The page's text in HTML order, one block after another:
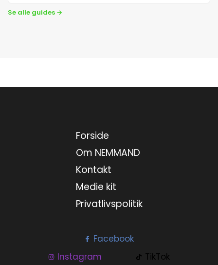
Se alle guides →
Forside
Om NEMMAND
Kontakt
Medie kit
Privatlivspolitik
Facebook
Instagram
TikTok